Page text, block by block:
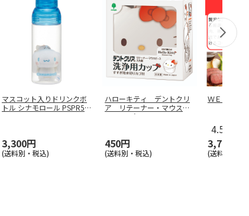
マスコット入りドリンクボ
トル シナモロール PSPR5M
3,300円
(送料別・税込)
ハローキティ デントクリ
ア リテーナー・マウスピ
ース・入れ
450円
(送料別・税込)
ＷＥＢ定期
4.5
3,780円
(送料・税込)